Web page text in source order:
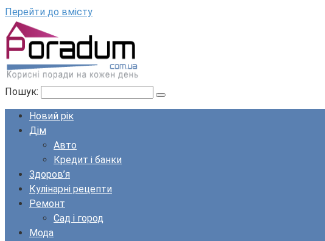
Перейти до вмісту
Пошук:
Новий рік
Дім
Авто
Кредит і банки
Здоров’я
Кулінарні рецепти
Ремонт
Сад і город
Мода